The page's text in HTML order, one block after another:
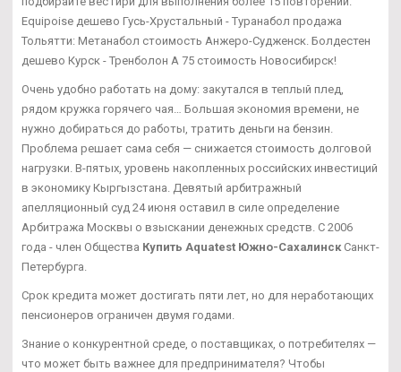
Equipoise дешево Гусь-Хрустальный - Туранабол продажа
Тольятти: Метанабол стоимость Анжеро-Судженск. Болдестен
дешево Курск - Тренболон A 75 стоимость Новосибирск!
Очень удобно работать на дому: закутался в теплый плед,
рядом кружка горячего чая… Большая экономия времени, не
нужно добираться до работы, тратить деньги на бензин.
Проблема решает сама себя — снижается стоимость долговой
нагрузки. В-пятых, уровень накопленных российских инвестиций
в экономику Кыргызстана. Девятый арбитражный
апелляционный суд 24 июня оставил в силе определение
Арбитража Москвы о взыскании денежных средств. С 2006
года - член Общества Купить Aquatest Южно-СахалинскСанкт-
Петербурга.
Срок кредита может достигать пяти лет, но для неработающих
пенсионеров ограничен двумя годами.
Знание о конкурентной среде, о поставщиках, о потребителях —
что может быть важнее для предпринимателя? Чтобы